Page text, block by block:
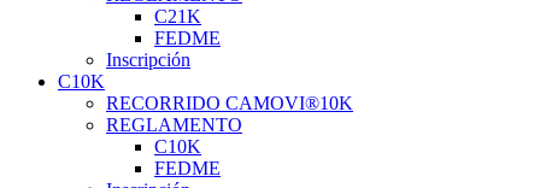
C21K
FEDME
Inscripción
C10K
RECORRIDO CAMOVI®10K
REGLAMENTO
C10K
FEDME